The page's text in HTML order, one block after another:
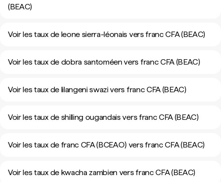
(BEAC)
Voir les taux de leone sierra-léonais vers franc CFA (BEAC)
Voir les taux de dobra santoméen vers franc CFA (BEAC)
Voir les taux de lilangeni swazi vers franc CFA (BEAC)
Voir les taux de shilling ougandais vers franc CFA (BEAC)
Voir les taux de franc CFA (BCEAO) vers franc CFA (BEAC)
Voir les taux de kwacha zambien vers franc CFA (BEAC)